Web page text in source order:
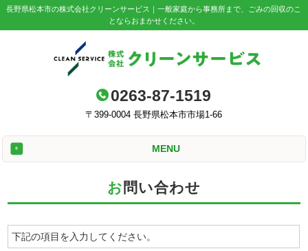
長野県松本市の株式会社クリーンサービス｜一般家庭から事務所まで、ごみの回収のこ
とならおまかせください。
0263-87-1519
〒399-0004 長野県松本市市場1-66
MENU
お問い合わせ
下記の項目を入力してください。